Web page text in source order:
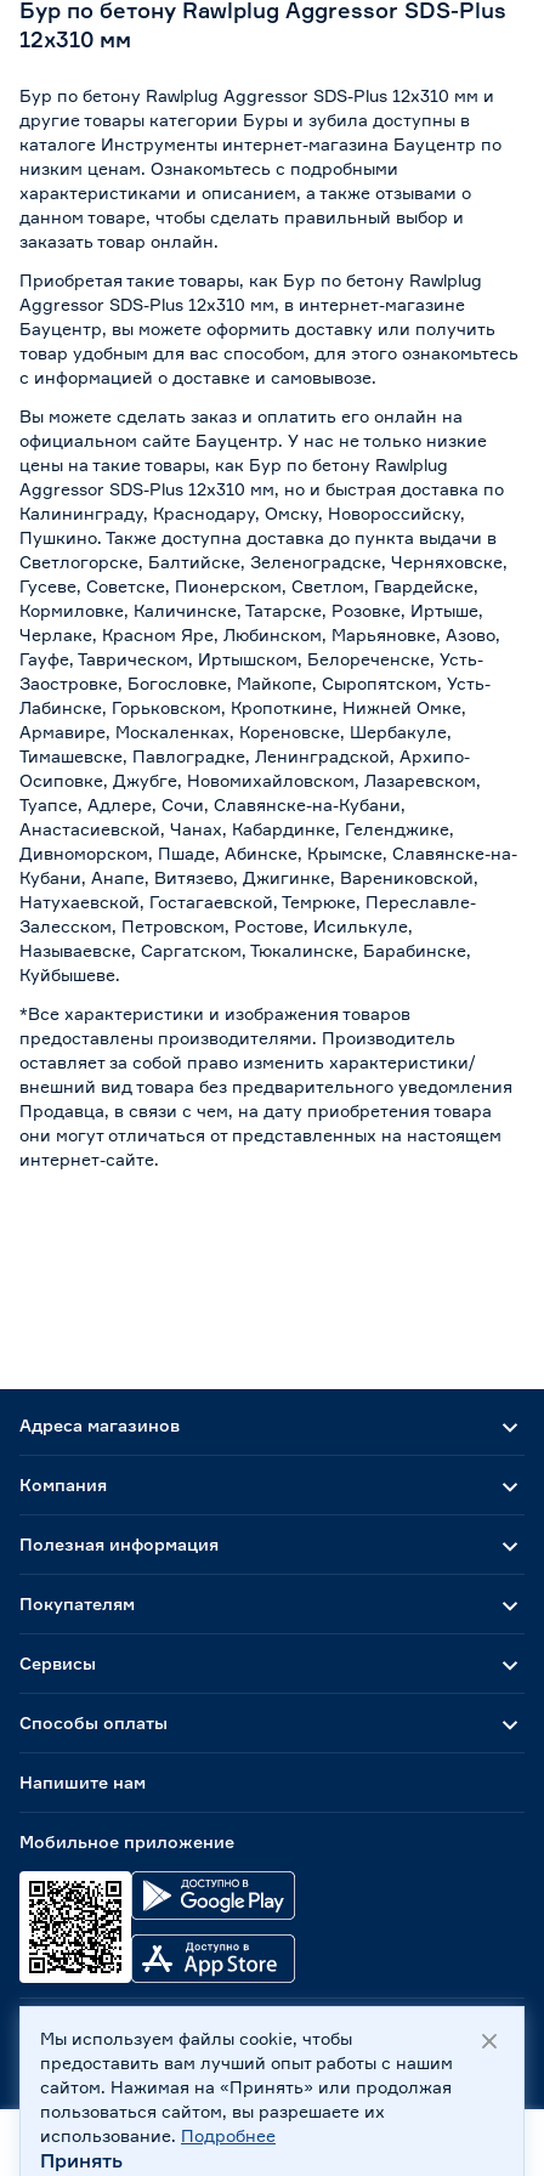
Бур по бетону Rawlplug Aggressor SDS-Plus
12х310 мм
Бур по бетону Rawlplug Aggressor SDS-Plus 12х310 мм и
другие товары категории Буры и зубила доступны в
каталоге Инструменты интернет-магазина Бауцентр по
низким ценам. Ознакомьтесь с подробными
характеристиками и описанием, а также отзывами о
данном товаре, чтобы сделать правильный выбор и
заказать товар онлайн.
Приобретая такие товары, как Бур по бетону Rawlplug
Aggressor SDS-Plus 12х310 мм, в интернет-магазине
Бауцентр, вы можете оформить доставку или получить
товар удобным для вас способом, для этого ознакомьтесь
с информацией о доставке и самовывозе.
Вы можете сделать заказ и оплатить его онлайн на
официальном сайте Бауцентр. У нас не только низкие
цены на такие товары, как Бур по бетону Rawlplug
Aggressor SDS-Plus 12х310 мм, но и быстрая доставка по
Калининграду, Краснодару, Омску, Новороссийску,
Пушкино. Также доступна доставка до пункта выдачи в
Светлогорске, Балтийске, Зеленоградске, Черняховске,
Гусеве, Советске, Пионерском, Светлом, Гвардейске,
Кормиловке, Каличинске, Татарске, Розовке, Иртыше,
Черлаке, Красном Яре, Любинском, Марьяновке, Азово,
Гауфе, Таврическом, Иртышском, Белореченске, Усть-
Заостровке, Богословке, Майкопе, Сыропятском, Усть-
Лабинске, Горьковском, Кропоткине, Нижней Омке,
Армавире, Москаленках, Кореновске, Шербакуле,
Тимашевске, Павлоградке, Ленинградской, Архипо-
Осиповке, Джубге, Новомихайловском, Лазаревском,
Туапсе, Адлере, Сочи, Славянске-на-Кубани,
Анастасиевской, Чанах, Кабардинке, Геленджике,
Дивноморском, Пшаде, Абинске, Крымске, Славянске-на-
Кубани, Анапе, Витязево, Джигинке, Варениковской,
Натухаевской, Гостагаевской, Темрюке, Переславле-
Залесском, Петровском, Ростове, Исилькуле,
Называевске, Саргатском, Тюкалинске, Барабинске,
Куйбышеве.
*Все характеристики и изображения товаров
предоставлены производителями. Производитель
оставляет за собой право изменить характеристики/
внешний вид товара без предварительного уведомления
Продавца, в связи с чем, на дату приобретения товара
они могут отличаться от представленных на настоящем
интернет-сайте.
Адреса магазинов
Способы оплаты
Мобильное приложение
Компания
Полезная информация
Покупателям
Сервисы
Напишите нам
ООО «Бауцентр Рус» 2004 -2026, 236029, г. Калининград,
ул. А.Невского, 205. ИНН 7702596813, КПП 390601001 ©
Все права защищены
Политика обработки персональных данных
Правовая информация
Охрана труда
Главная
Мы используем файлы cookie, чтобы
предоставить вам лучший опыт работы с нашим
сайтом. Нажимая на «Принять» или продолжая
пользоваться сайтом, вы разрешаете их
использование. Подробнее
Принять